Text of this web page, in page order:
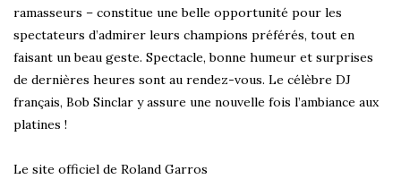
ramasseurs – constitue une belle opportunité pour les
spectateurs d’admirer leurs champions préférés, tout en
faisant un beau geste. Spectacle, bonne humeur et surprises
de dernières heures sont au rendez-vous. Le célèbre DJ
français, Bob Sinclar y assure une nouvelle fois l’ambiance aux
platines !
Le site officiel de Roland Garros